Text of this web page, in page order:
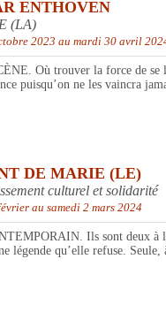
ENTHOVEN
(LA)
2023 au mardi 30 avril
Où trouver la force de se
puisqu’on ne les vaincra
DE MARIE (LE)
culturel et solidarité
au samedi 2 mars 2024
Ils sont deux à
légende qu’elle refuse.